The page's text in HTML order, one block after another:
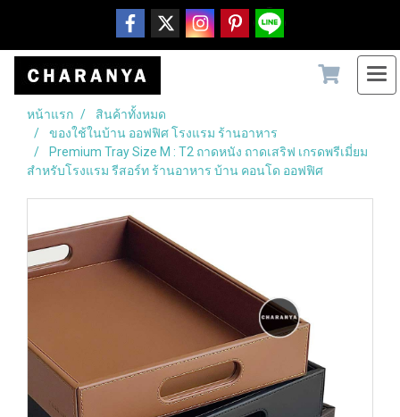
หน้าแรก
สินค้าทั้งหมด
ของใช้ในบ้าน ออฟฟิศ โรงแรม ร้านอาหาร
Premium Tray Size M : T2 ถาดหนัง ถาดเสริฟ เกรดพรีเมี่ยม
สำหรับโรงแรม รีสอร์ท ร้านอาหาร บ้าน คอนโด ออฟฟิศ